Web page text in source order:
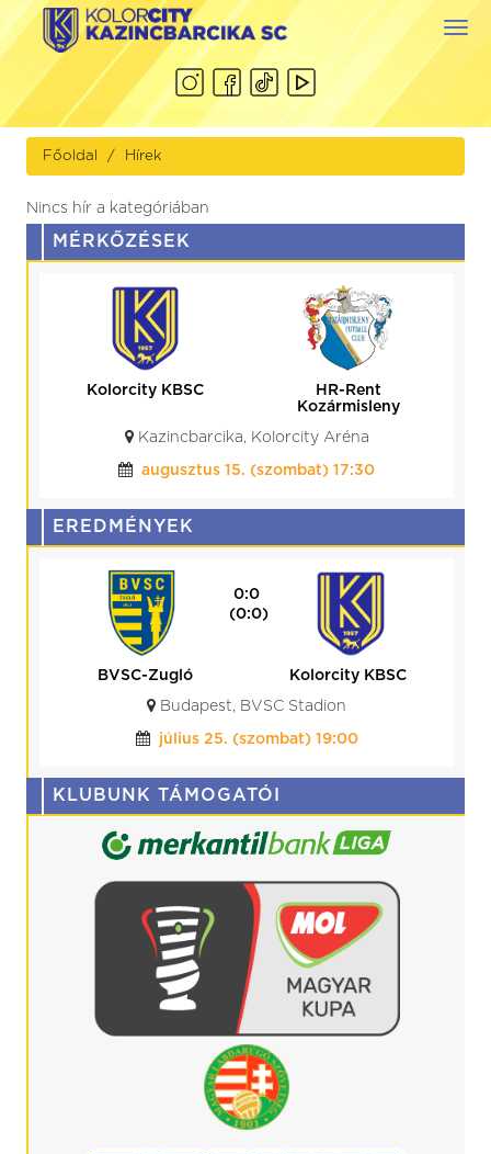
Főoldal Hírek
Nincs hír a kategóriában
MÉRKŐZÉSEK
Kolorcity KBSC
HR-Rent
Kozármisleny
Kazincbarcika, Kolorcity Aréna
augusztus 15. (szombat) 17:30
EREDMÉNYEK
0:0
(0:0)
BVSC-Zugló
Kolorcity KBSC
Budapest, BVSC Stadion
július 25. (szombat) 19:00
KLUBUNK TÁMOGATÓI